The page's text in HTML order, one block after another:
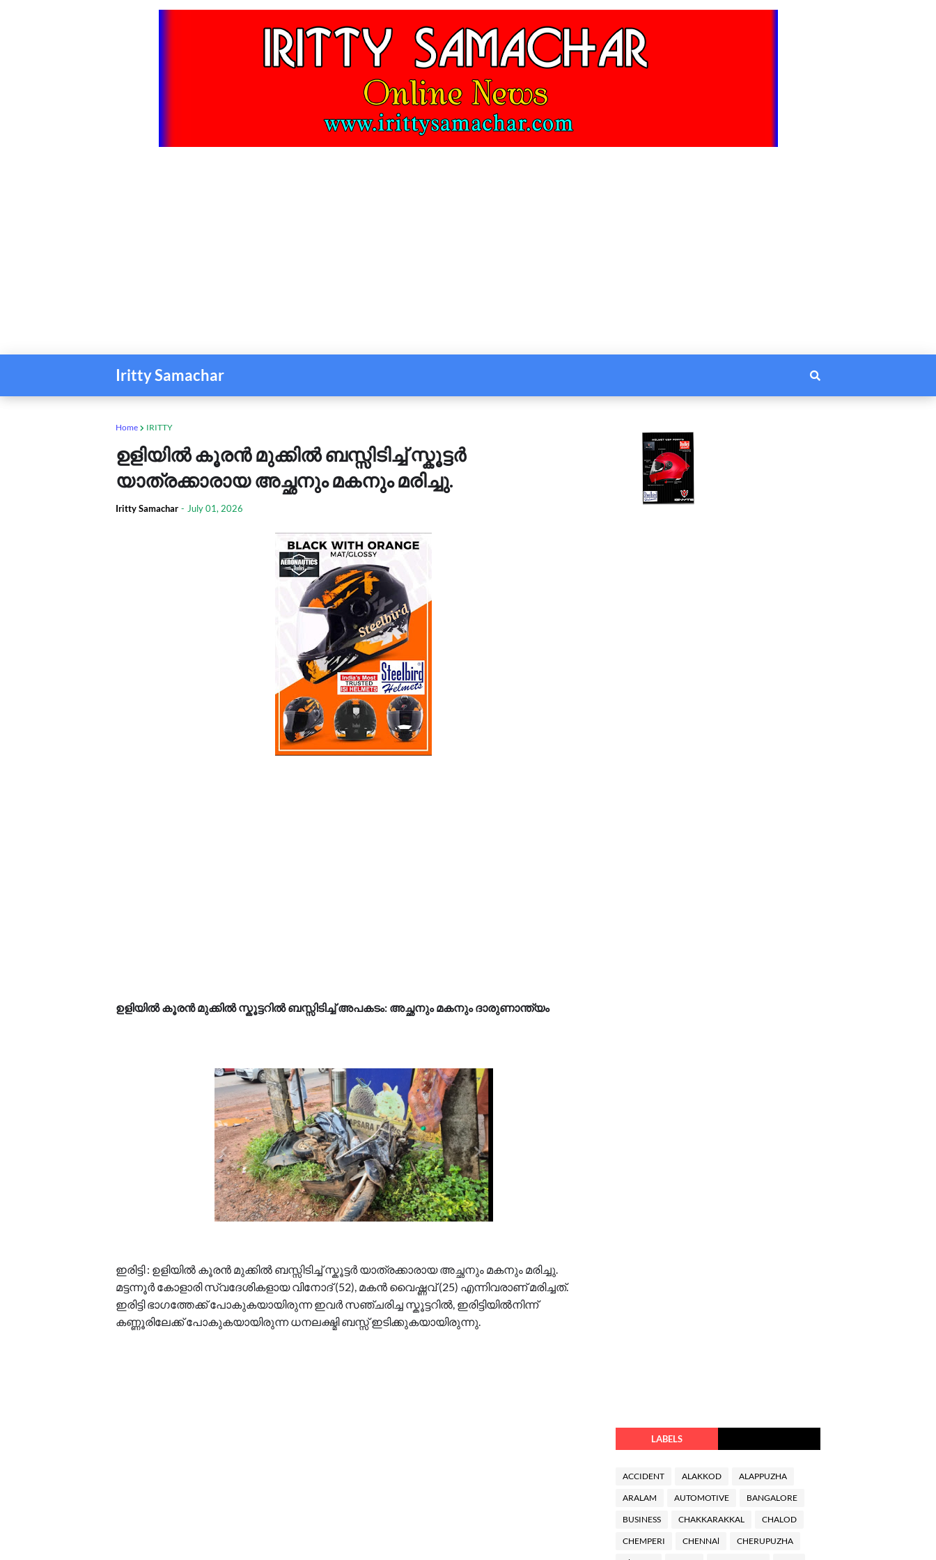
Iritty Samachar
Home IRITTY
ഉളിയിൽ കൂരൻ മുക്കിൽ ബസ്സിടിച്ച് സ്കൂട്ടർ
യാത്രക്കാരായ അച്ഛനും മകനും മരിച്ചു.
Iritty Samachar - July 01, 2026
ഉളിയിൽ കൂരൻ മുക്കിൽ സ്കൂട്ടറിൽ ബസ്സിടിച്ച് അപകടം: അച്ഛനും മകനും ദാരുണാന്ത്യം
ഇരിട്ടി : ഉളിയിൽ കൂരൻ മുക്കിൽ ബസ്സിടിച്ച് സ്കൂട്ടർ യാത്രക്കാരായ അച്ഛനും മകനും മരിച്ചു.
മട്ടന്നൂർ കോളാരി സ്വദേശികളായ വിനോദ് (52), മകൻ വൈഷ്ണവ് (25) എന്നിവരാണ് മരിച്ചത്.
ഇരിട്ടി ഭാഗത്തേക്ക് പോകുകയായിരുന്ന ഇവർ സഞ്ചരിച്ച സ്കൂട്ടറിൽ, ഇരിട്ടിയിൽനിന്ന്
കണ്ണൂരിലേക്ക് പോകുകയായിരുന്ന ധനലക്ഷ്മി ബസ്സ് ഇടിക്കുകയായിരുന്നു.
LABELS
ACCIDENT ALAKKOD ALAPPUZHA
ARALAM AUTOMOTIVE BANGALORE
BUSINESS CHAKKARAKKAL CHALOD
CHEMPERI CHENNAl CHERUPUZHA